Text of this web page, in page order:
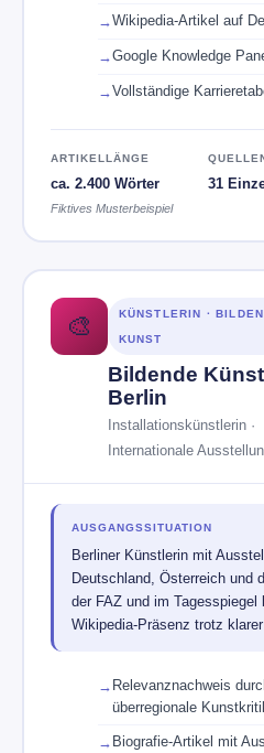
Wikipedia-Artikel auf
Google Knowledge
Vollständige
ARTIKELLÄNGE
ca. 2.400 Wörter 31
Fiktives Musterbeispiel
🎨 KÜNSTLERIN ·
KUNST
Bildende
Berlin
Installationskünstlerin ·
Internationale
AUSGANGSSITUATION
Berliner Künstlerin mit
Deutschland, Österreich und
der FAZ und im Tagesspiegel
Wikipedia-Präsenz trotz klarer
Relevanznachweis
überregionale
Biografie-Artikel mit